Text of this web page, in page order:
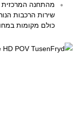
מהתחנה המרכזית
כולם מקומות